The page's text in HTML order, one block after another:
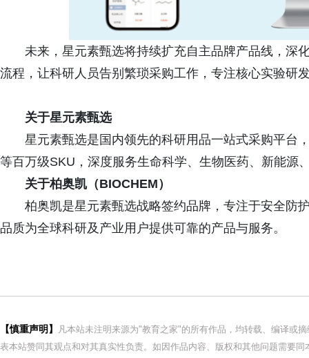
未来，星元素甄选将持续扩充自主品牌产品线，深
流程，让科研人员告别繁琐采购工作，专注核心实验研
关于星元素甄选
星元素甄选是国内领先的科研用品一站式采购平台
等百万级SKU，深度服务生命科学、生物医药、新能源
关于柏奥凯（BIOCHEM）
柏奥凯是星元素甄选战略签约品牌，专注于安全防
品质为全球科研及产业用户提供可靠的产品与服务。
【慎重声明】
凡本站未注明来源为"教育之家"的所有作品，均转载、编译或
表本站赞同其观点和对其真实性负责。如因作品内容、版权和其他问题需要